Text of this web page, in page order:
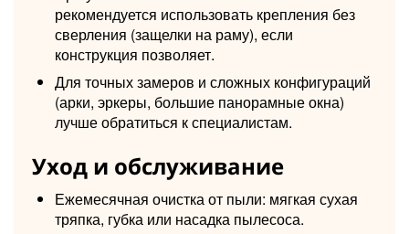
рекомендуется использовать крепления без
сверления (защелки на раму), если
конструкция позволяет.
Для точных замеров и сложных конфигураций
(арки, эркеры, большие панорамные окна)
лучше обратиться к специалистам.
Уход и обслуживание
Ежемесячная очистка от пыли: мягкая сухая
тряпка, губка или насадка пылесоса.